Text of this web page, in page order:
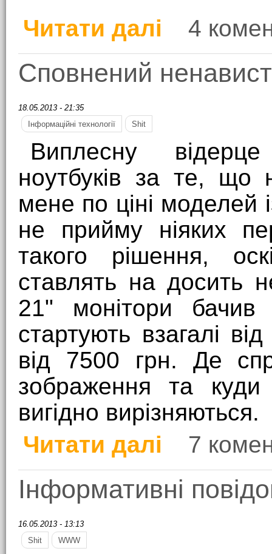
Читати далі
про Про Open Source
4
Сповнений
18.05.2013 - 21:35
Інформаційні технології
Shit
Виплесну
ноутбуків за те, що
мене по ціні моделей
не прийму ніяких
такого рішення,
ставлять на досить
21" монітори
стартують взагалі
від 7500 грн. Де
зображення та
вигідно вирізняються.
Читати далі
про Сповнений
7
Інформативні
16.05.2013 - 13:13
Shit
WWW